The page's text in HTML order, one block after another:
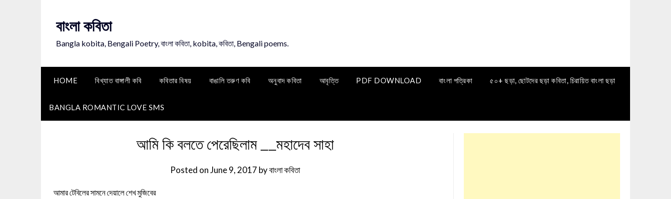
বাংলা কবিতা
Bangla kobita, Bengali Poetry, বাংলা কবিতা, kobita, কবিতা, Bengali poems.
HOME বিখ্যাত বাঙ্গালী কবি কবিতার বিষয় বাঙালি তরুণ কবি অনুবাদ কবিতা আবৃত্তি PDF DOWNLOAD বাংলা পত্রিকা ৫০+ ছড়া, ছোটদের ছড়া কবিতা, চিরায়িত বাংলা ছড়া
BANGLA ROMANTIC LOVE SMS
আমি কি বলতে পেরেছিলাম __মহাদেব সাহা
Posted onJune 9, 2017 byবাংলা কবিতা
আমার টেবিলের সামনে দেয়ালে শেখ মুজিবের